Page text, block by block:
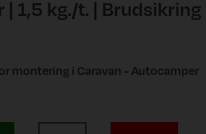
| 1,5 kg./t. | Brudsikring
montering i Caravan - Autocamper